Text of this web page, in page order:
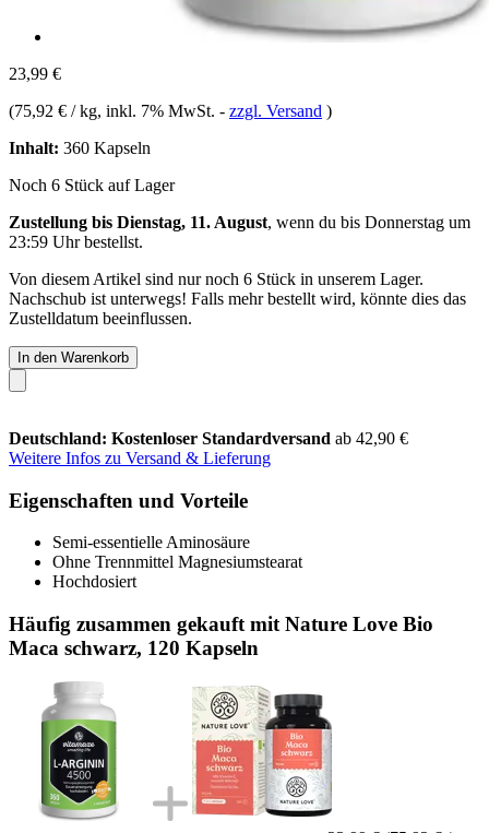
23,99 €
(75,92 € / kg, inkl. 7% MwSt. - zzgl. Versand )
Inhalt: 360 Kapseln
Noch 6 Stück auf Lager
Zustellung bis Dienstag, 11. August, wenn du bis Donnerstag um
23:59 Uhrbestellst.
Von diesem Artikel sind nur noch 6 Stück in unserem Lager.
Nachschub ist unterwegs! Falls mehr bestellt wird, könnte dies das
Zustelldatum beeinflussen.
In den Warenkorb
Deutschland: Kostenloser Standardversand ab 42,90 €
Weitere Infos zu Versand & Lieferung
Eigenschaften und Vorteile
Semi-essentielle Aminosäure
Ohne Trennmittel Magnesiumstearat
Hochdosiert
Häufig zusammen gekauft mit Nature Love Bio
Maca schwarz, 120 Kapseln